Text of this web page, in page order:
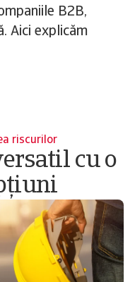
B2B,
Aici explicăm
riscurilor
cu o